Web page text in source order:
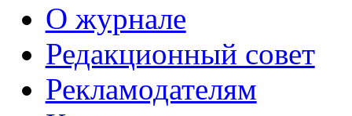
О журнале
Редакционный совет
Рекламодателям